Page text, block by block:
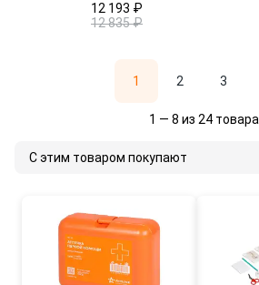
12 193 ₽
12 835 ₽
1 2 3
1 — 8 из 24 товара
С этим товаром покупают